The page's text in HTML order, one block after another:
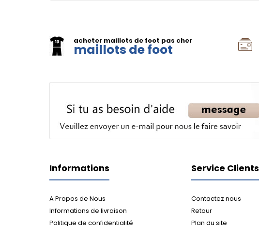
acheter maillots de foot pas cher
maillots de foot
Informations
A Propos de Nous
Informations de livraison
Politique de confidentialité
Service Clients
Contactez nous
Retour
Plan du site